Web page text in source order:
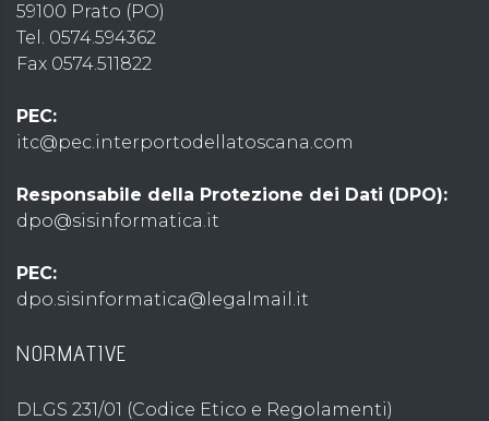
59100 Prato (PO)
Tel. 0574.594362
Fax 0574.511822
PEC:
itc@pec.interportodellatoscana.com
Responsabile della Protezione dei Dati (DPO):
dpo@sisinformatica.it
PEC:
dpo.sisinformatica@legalmail.it
NORMATIVE
DLGS 231/01 (Codice Etico e Regolamenti)